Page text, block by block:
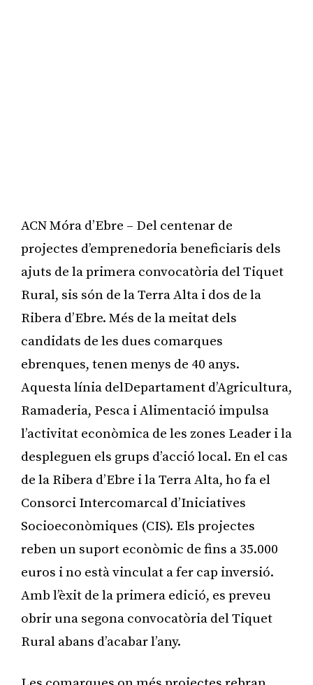
ACN Móra d’Ebre – Del centenar de
projectes d’emprenedoria beneficiaris dels
ajuts de la primera convocatòria del Tiquet
Rural, sis són de la Terra Alta i dos de la
Ribera d’Ebre. Més de la meitat dels
candidats de les dues comarques
ebrenques, tenen menys de 40 anys.
Aquesta línia delDepartament d’Agricultura,
Ramaderia, Pesca i Alimentació impulsa
l’activitat econòmica de les zones Leader i la
despleguen els grups d’acció local. En el cas
de la Ribera d’Ebre i la Terra Alta, ho fa el
Consorci Intercomarcal d’Iniciatives
Socioeconòmiques (CIS). Els projectes
reben un suport econòmic de fins a 35.000
euros i no està vinculat a fer cap inversió.
Amb l’èxit de la primera edició, es preveu
obrir una segona convocatòria del Tiquet
Rural abans d’acabar l’any.